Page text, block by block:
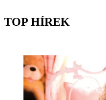
TOP HÍREK